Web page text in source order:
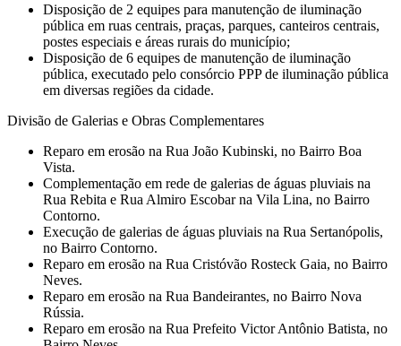
Disposição de 2 equipes para manutenção de iluminação
pública em ruas centrais, praças, parques, canteiros centrais,
postes especiais e áreas rurais do município;
Disposição de 6 equipes de manutenção de iluminação
pública, executado pelo consórcio PPP de iluminação pública
em diversas regiões da cidade.
Divisão de Galerias e Obras Complementares
⁠Reparo em erosão na Rua João Kubinski, no Bairro Boa
Vista.
⁠Complementação em rede de galerias de águas pluviais na
Rua Rebita e Rua Almiro Escobar na Vila Lina, no Bairro
Contorno.
Execução de galerias de águas pluviais na Rua Sertanópolis,
no Bairro Contorno.
Reparo em erosão na Rua Cristóvão Rosteck Gaia, no Bairro
Neves.
Reparo em erosão na Rua Bandeirantes, no Bairro Nova
Rússia.
⁠Reparo em erosão na Rua Prefeito Victor Antônio Batista, no